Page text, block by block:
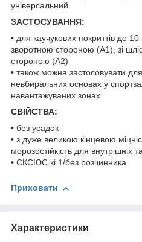
універсальний
ЗАСТОСУВАННЯ:
• для каучукових покриттів до
зворотною стороною (А1), зі
стороною (А2)
• також можна застосовувати для
невбиральних основах у
навантажуваних зонах
СВІЙСТВА:
• без усадок
• з дуже великою кінцевою
морозостійкість для внутрішніх
• СКСЮЄ кі 1/без розчинника
Приховати
Характеристики